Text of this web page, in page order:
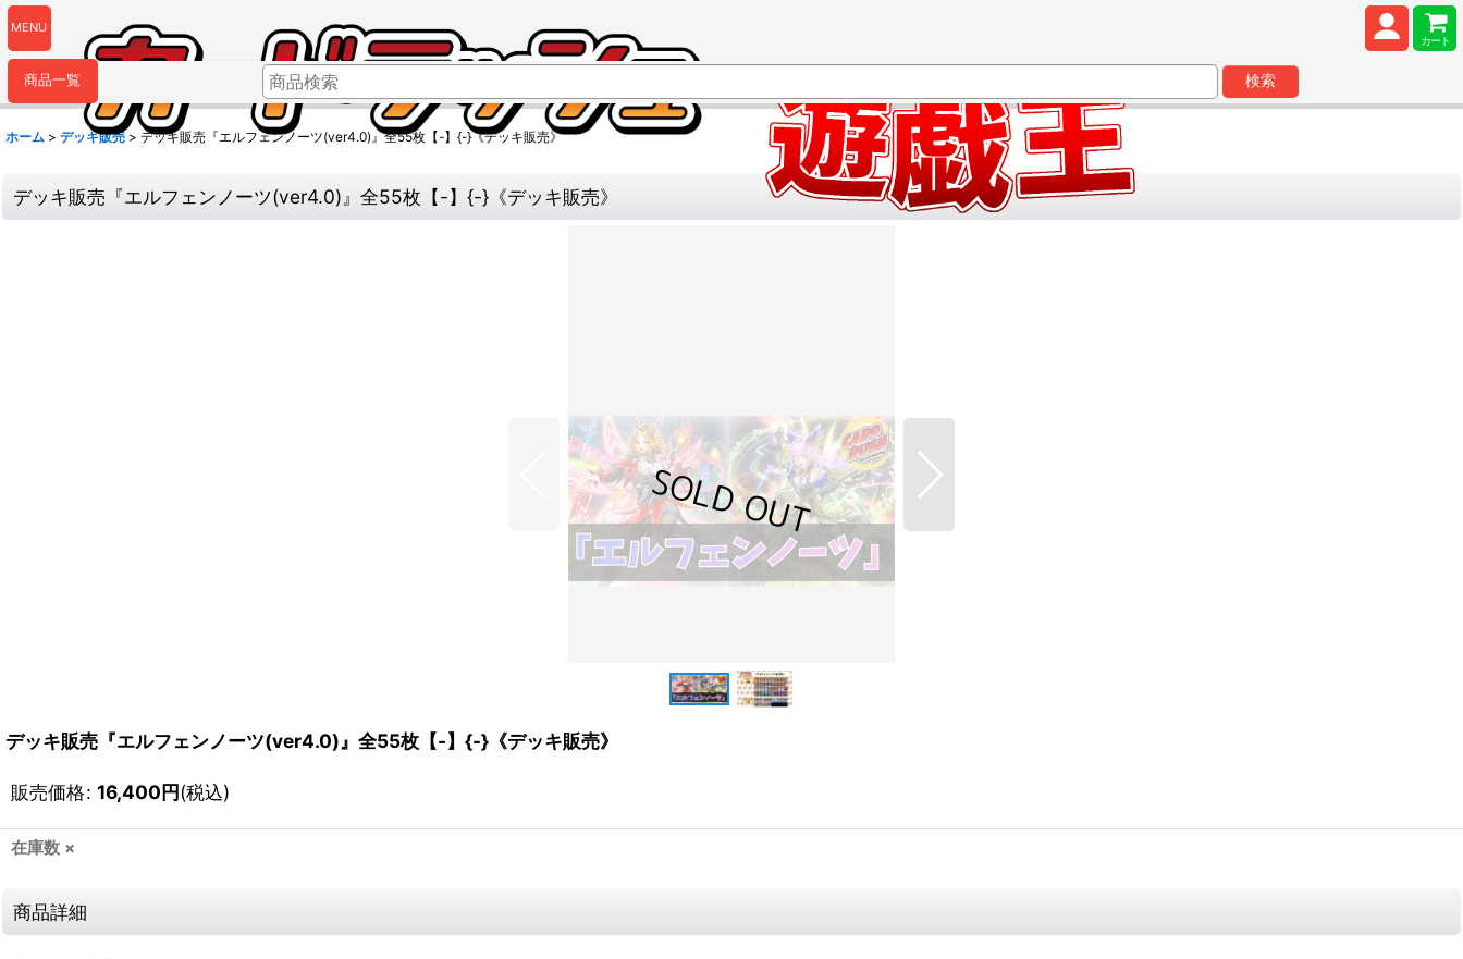
MENU
カート
商品一覧 検索
ホーム > デッキ販売 > デッキ販売『エルフェンノーツ(ver4.0)』全55枚【-】{-}《デッキ販売》
デッキ販売『エルフェンノーツ(ver4.0)』全55枚【-】{-}《デッキ販売》
デッキ販売『エルフェンノーツ(ver4.0)』全55枚【-】{-}《デッキ販売》
販売価格: 16,400円(税込)
在庫数 ×
商品詳細